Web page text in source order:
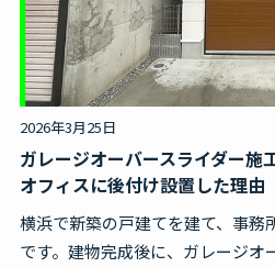
無料見積・
2026年3月25日
ガレージオーバースライダー施
オフィスに後付け設置した理由
横浜で新築の戸建てを建て、事務
です。建物完成後に、ガレージオ